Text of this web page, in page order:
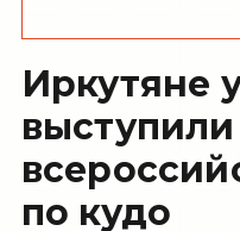
Иркутяне
по кудо